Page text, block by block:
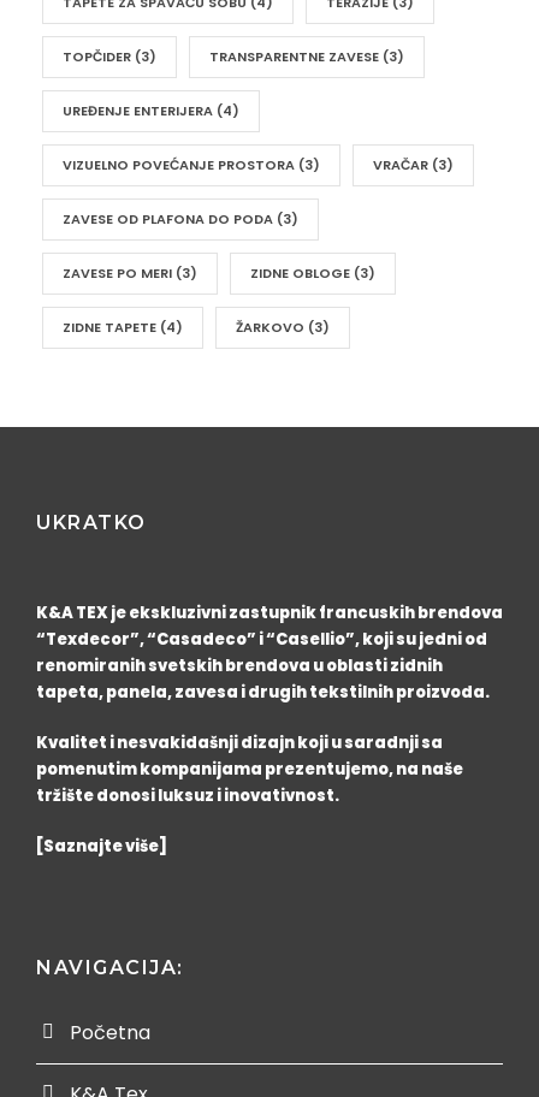
TOPČIDER (3) TRANSPARENTNE ZAVESE (3)
UREĐENJE ENTERIJERA (4)
VIZUELNO POVEĆANJE PROSTORA (3) VRAČAR (3)
ZAVESE OD PLAFONA DO PODA (3)
ZAVESE PO MERI (3) ZIDNE OBLOGE (3)
ZIDNE TAPETE (4) ŽARKOVO (3)
UKRATKO
K&A TEX je ekskluzivni zastupnik francuskih brendova
“Texdecor”, “Casadeco” i “Casellio”, koji su jedni od
renomiranih svetskih brendova u oblasti zidnih
tapeta, panela, zavesa i drugih tekstilnih proizvoda.
Kvalitet i nesvakidašnji dizajn koji u saradnji sa
pomenutim kompanijama prezentujemo, na naše
tržište donosi luksuz i inovativnost.
[Saznajte više]
NAVIGACIJA:
Početna